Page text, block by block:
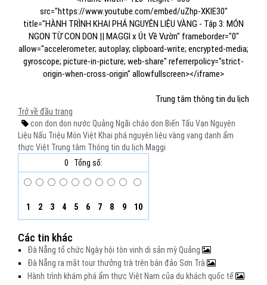
src="https://www.youtube.com/embed/uZhp-XKlE30"
title="HÀNH TRÌNH KHAI PHÁ NGUYÊN LIỆU VÀNG - Tập 3: MÓN
NGON TỪ CON DON || MAGGI x Út Về Vườn" frameborder="0"
allow="accelerometer; autoplay; clipboard-write; encrypted-media;
gyroscope; picture-in-picture; web-share" referrerpolicy="strict-
origin-when-cross-origin" allowfullscreen></iframe>
Trung tâm thông tin du lịch
Trở về đầu trang
con don don nước Quảng Ngãi cháo don Biến Tấu Vạn Nguyên
Liệu Nấu Triệu Món Việt Khai phá nguyên liệu vàng vang danh ẩm
thực Việt Trung tâm Thông tin du lịch Maggi
0
Tổng số:
1 2 3 4 5 6 7 8 9 10
Các tin khác
Đà Nẵng tổ chức Ngày hội tôn vinh di sản mỳ Quảng
Đà Nẵng ra mắt tour thưởng trà trên bán đảo Sơn Trà
Hành trình khám phá ẩm thực Việt Nam của du khách quốc tế